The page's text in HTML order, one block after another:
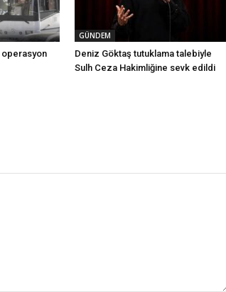
operasyon
GÜNDEM
Deniz Göktaş tutuklama talebiyle
Sulh Ceza Hakimliğine sevk edildi